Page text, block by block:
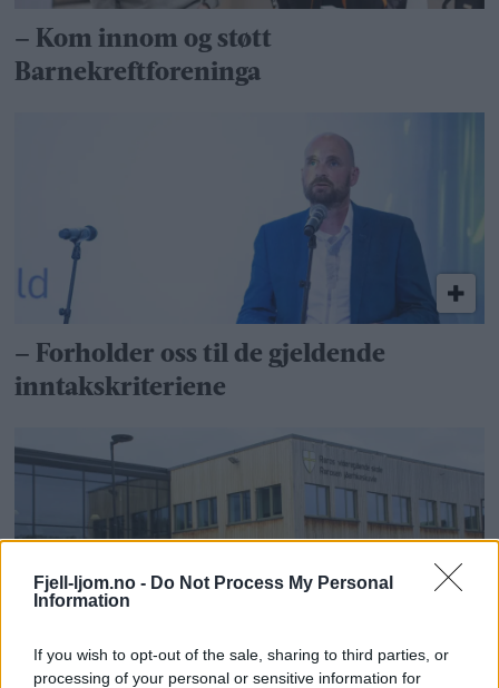
Fjell-ljom.no - Do Not Process My Personal
Information
If you wish to opt-out of the sale, sharing to third parties, or
processing of your personal or sensitive information for
– Kom innom og støtt
Barnekreftforeninga
– Forholder oss til de gjeldende
inntakskriteriene
– En mørk dag for skolepolitikken i